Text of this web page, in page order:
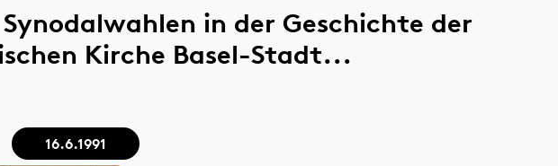
in der Geschichte der
Kirche Basel-Stadt...
16.6.1991